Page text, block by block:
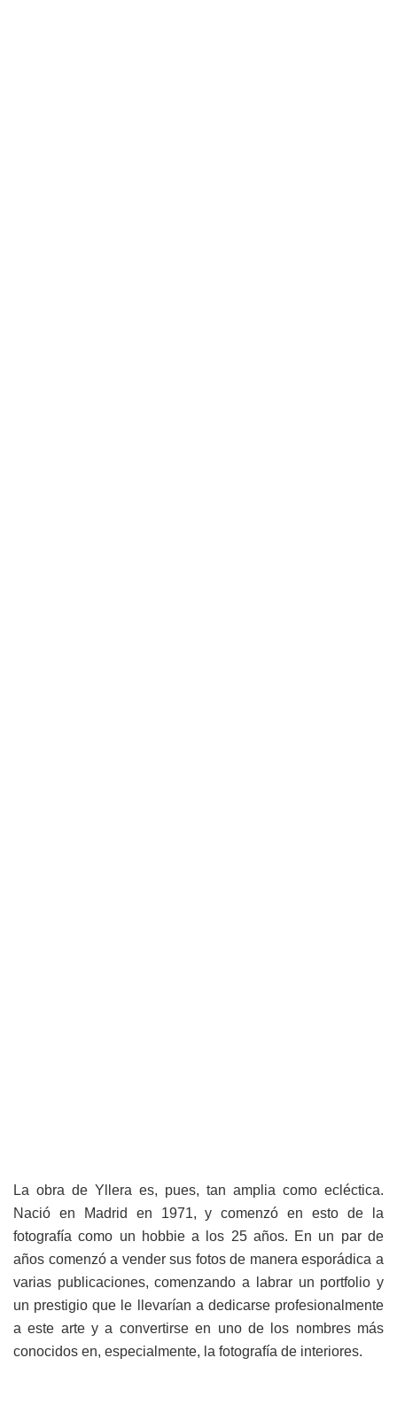
La obra de Yllera es, pues, tan amplia como ecléctica.
Nació en Madrid en 1971, y comenzó en esto de la
fotografía como un hobbie a los 25 años. En un par de
años comenzó a vender sus fotos de manera esporádica a
varias publicaciones, comenzando a labrar un portfolio y
un prestigio que le llevarían a dedicarse profesionalmente
a este arte y a convertirse en uno de los nombres más
conocidos en, especialmente, la fotografía de interiores.